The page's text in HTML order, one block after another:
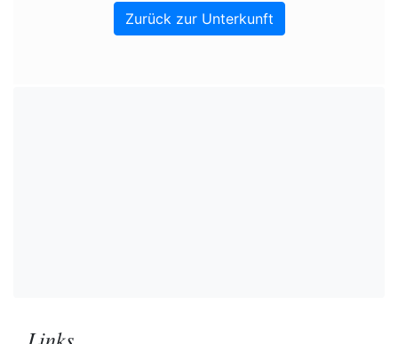
Zurück zur Unterkunft